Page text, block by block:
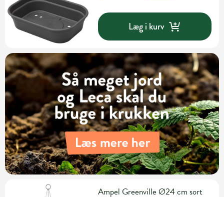
Læg i kurv
Ampel Greenville Ø24 cm sort